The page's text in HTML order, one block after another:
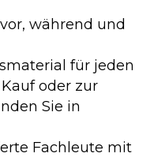
während und
für jeden
oder zur
Sie in
Fachleute mit